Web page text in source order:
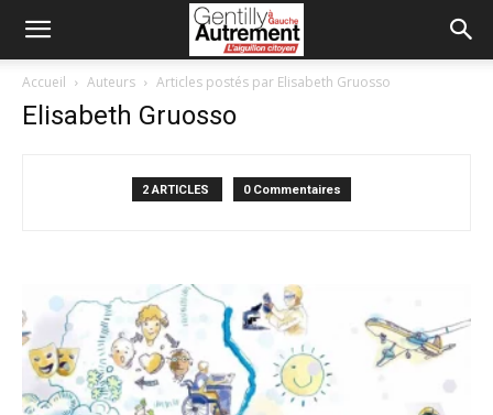
Accueil Auteurs Articles postés par Elisabeth Gruosso
Elisabeth Gruosso
2 ARTICLES 0 Commentaires